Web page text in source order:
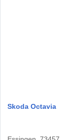
Skoda Octavia